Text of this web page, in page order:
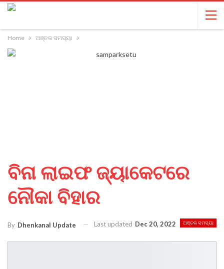
Home ଅଞ୍ଚଳ ସମସ୍ୟା
ବିନା ଲାଇଫ ଜ୍ୟାକେଟରେ
ନୌକା ବିହାର
ଅଞ୍ଚଳ ସମସ୍ୟା
By Dhenkanal Update Last updated Dec 20, 2022